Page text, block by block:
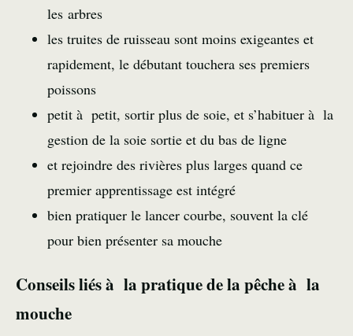
les arbres
les truites de ruisseau sont moins exigeantes et
rapidement, le débutant touchera ses premiers
poissons
petit à petit, sortir plus de soie, et s’habituer à la
gestion de la soie sortie et du bas de ligne
et rejoindre des rivières plus larges quand ce
premier apprentissage est intégré
bien pratiquer le lancer courbe, souvent la clé
pour bien présenter sa mouche
Conseils liés à la pratique de la pêche à la
mouche